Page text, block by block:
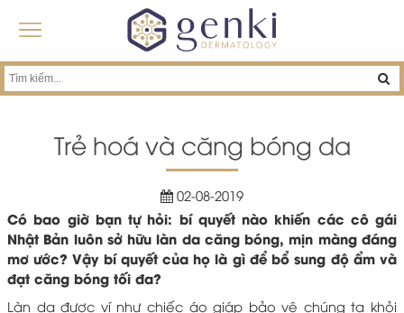
Trẻ hoá và căng bóng da
02-08-2019
Có bao giờ bạn tự hỏi: bí quyết nào khiến các cô gái
Nhật Bản luôn sở hữu làn da căng bóng, mịn màng đáng
mơ ước? Vậy bí quyết của họ là gì để bổ sung độ ẩm và
đạt căng bóng tối đa?
Làn da được ví như chiếc áo giáp bảo vệ chúng ta khỏi